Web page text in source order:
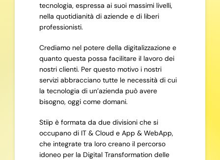
tecnologia, espressa ai suoi massimi livelli,
nella quotidianità di aziende e di liberi
professionisti.
Crediamo nel potere della digitalizzazione e
quanto questa possa facilitare il lavoro dei
nostri clienti. Per questo motivo i nostri
servizi abbracciano tutte le necessità di cui
la tecnologia di un’azienda può avere
bisogno, oggi come domani.
Stiip è formata da due divisioni che si
occupano di IT & Cloud e App & WebApp,
che integrate tra loro creano il percorso
idoneo per la Digital Transformation delle